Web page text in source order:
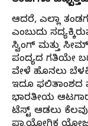
ಆದರೆ, ಎಲ್ಲಾ
ಎಂಬುದು
ಸ್ವಿಂಗ್ ಮತ್ತು
ಪಂದ್ಯದ ಗತಿಯೇ
ವೇಳೆ ಹೊನಲು
ಇದೂ ಫಲಿತಾಂಶದ
ಭಾರತೀಯ
ಟೆಸ್ಟ್ ಆಡಲು ಕೆಲವು